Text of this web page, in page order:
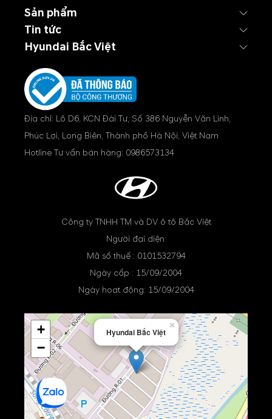
Sản phẩm
Tin tức
Hyundai Bắc Việt
Địa chỉ: Lô D6, KCN Đài Tư, Số 386 Nguyễn Văn Linh,
Phúc Lợi, Long Biên, Thành phố Hà Nội, Việt Nam
Hotline Tư vấn bán hàng: 0986573134
Công ty TNHH TM và DV ô tô Bắc Việt
Người đại diện:
Mã số thuế : 0101532794
Ngày cấp : 15/09/2004
Ngày hoạt động: 15/09/2004
Hyundai Bắc Việt
×
+
−